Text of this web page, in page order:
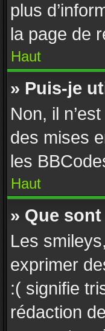
plus
la page de
Haut
» Puis-je
Non, il
des mises
les
Haut
» Que
Les
exprimer
:( signifie
rédaction